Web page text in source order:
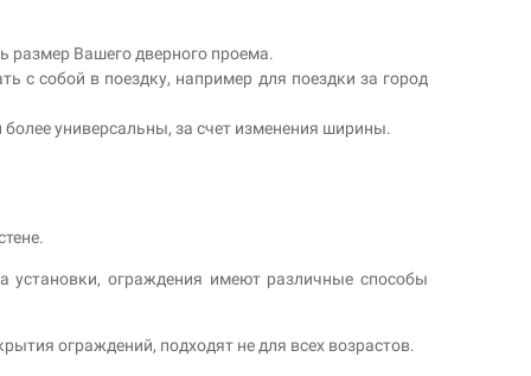
размер Вашего дверного проема.
с собой в поездку, например для поездки за город
универсальны, за счет изменения ширины.
установки, ограждения имеют различные способы
ограждений, подходят не для всех возрастов.